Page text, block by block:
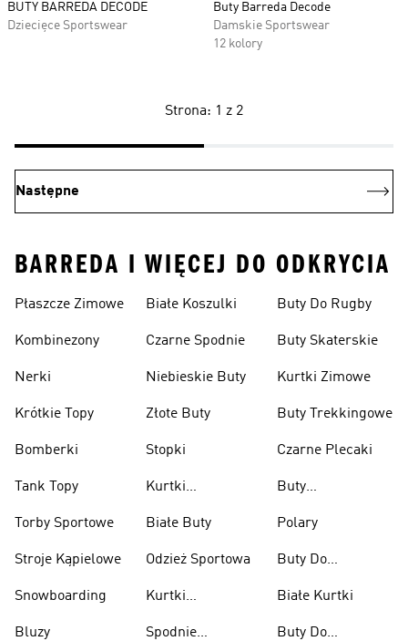
BUTY BARREDA DECODE
Dziecięce Sportswear
Buty Barreda Decode
Damskie Sportswear
12 kolory
Strona: 1 z 2
Następne
BARREDA I WIĘCEJ DO ODKRYCIA
Płaszcze Zimowe
Kombinezony
Nerki
Krótkie Topy
Bomberki
Tank Topy
Torby Sportowe
Stroje Kąpielowe
Snowboarding
Bluzy
Białe Koszulki
Czarne Spodnie
Niebieskie Buty
Złote Buty
Stopki
Kurtki
Białe Buty
Odzież Sportowa
Kurtki
Spodnie
Buty Do Rugby
Buty Skaterskie
Kurtki Zimowe
Buty Trekkingowe
Czarne Plecaki
Buty
Polary
Buty Do
Ciężarów
Białe Kurtki
Buty Do